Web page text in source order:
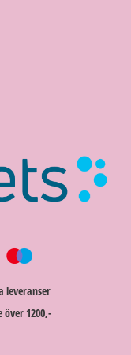
leveranser
1200,-